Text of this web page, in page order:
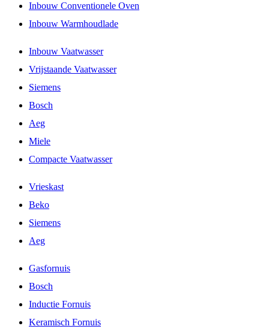
Inbouw Conventionele Oven
Inbouw Warmhoudlade
Inbouw Vaatwasser
Vrijstaande Vaatwasser
Siemens
Bosch
Aeg
Miele
Compacte Vaatwasser
Vrieskast
Beko
Siemens
Aeg
Gasfornuis
Bosch
Inductie Fornuis
Keramisch Fornuis